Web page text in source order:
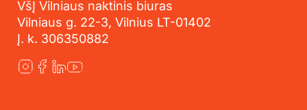
VšĮ Vilniaus naktinis biuras
Vilniaus g. 22-3, Vilnius LT-01402
Į. k. 306350882